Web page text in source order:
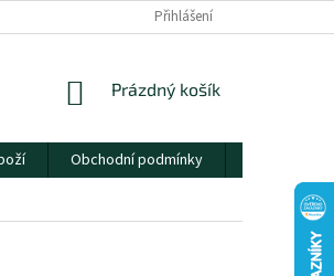
Přihlášení
NÁKUPNÍ
Prázdný košík
Obchodní podmínky